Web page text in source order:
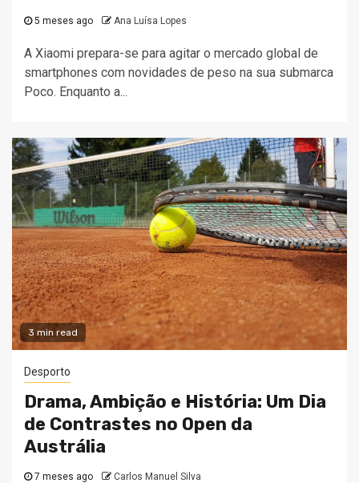
5 meses ago Ana Luísa Lopes
A Xiaomi prepara-se para agitar o mercado global de
smartphones com novidades de peso na sua submarca
Poco. Enquanto a...
3 min read
Desporto
Drama, Ambição e História: Um Dia
de Contrastes no Open da
Austrália
7 meses ago Carlos Manuel Silva